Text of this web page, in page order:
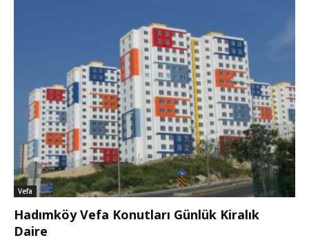
Vefa
Hadımköy Vefa Konutları Günlük Kiralık
Daire